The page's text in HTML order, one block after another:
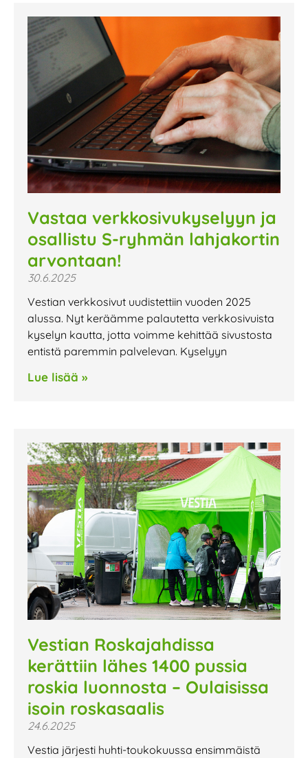
Vastaa verkkosivukyselyyn ja
osallistu S-ryhmän lahjakortin
arvontaan!
30.6.2025
Vestian verkkosivut uudistettiin vuoden 2025
alussa. Nyt keräämme palautetta verkkosivuista
kyselyn kautta, jotta voimme kehittää sivustosta
entistä paremmin palvelevan. Kyselyyn
Lue lisää »
Vestian Roskajahdissa
kerättiin lähes 1400 pussia
roskia luonnosta – Oulaisissa
isoin roskasaalis
24.6.2025
Vestia järjesti huhti-toukokuussa ensimmäistä